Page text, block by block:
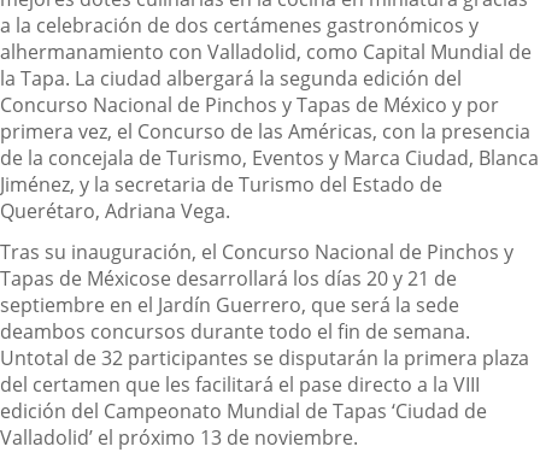
a la celebración de dos certámenes gastronómicos y
alhermanamiento con Valladolid, como Capital Mundial de
la Tapa. La ciudad albergará la segunda edición del
Concurso Nacional de Pinchos y Tapas de México y por
primera vez, el Concurso de las Américas, con la presencia
de la concejala de Turismo, Eventos y Marca Ciudad, Blanca
Jiménez, y la secretaria de Turismo del Estado de
Querétaro, Adriana Vega.
Tras su inauguración, el Concurso Nacional de Pinchos y
Tapas de Méxicose desarrollará los días 20 y 21 de
septiembre en el Jardín Guerrero, que será la sede
deambos concursos durante todo el fin de semana.
Untotal de 32 participantes se disputarán la primera plaza
del certamen que les facilitará el pase directo a la VIII
edición del Campeonato Mundial de Tapas ‘Ciudad de
Valladolid’ el próximo 13 de noviembre.